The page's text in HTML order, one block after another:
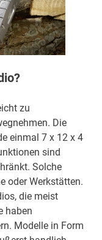
zu
Die
einmal 7 x 12 x 4
sind
Solche
oder Werkstätten.
die meist
haben
Modelle in Form